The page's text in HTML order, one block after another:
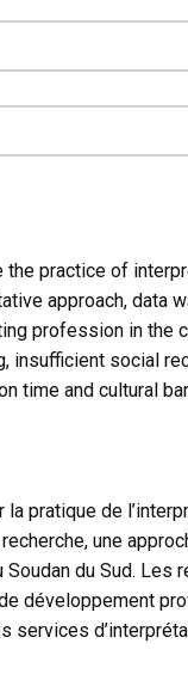
practice of
approach, data
profession in the
social
time and cultural
pratique de
une
du Sud. Les
développement
services